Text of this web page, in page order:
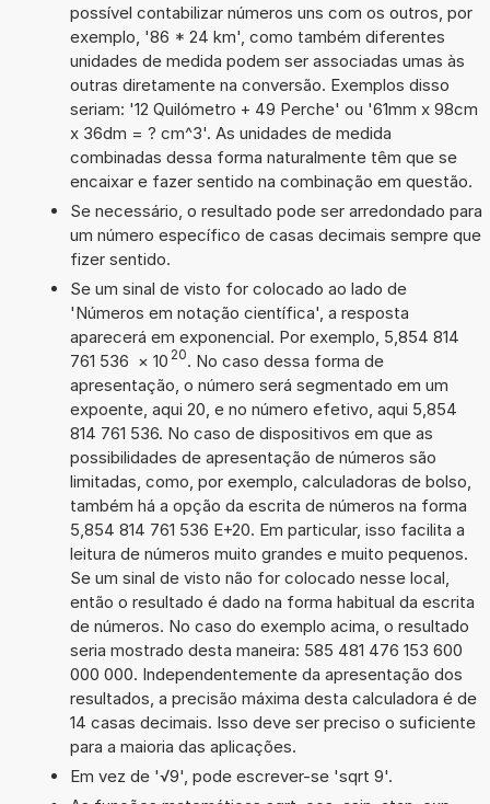
possível contabilizar números uns com os outros, por
exemplo, '86 * 24 km', como também diferentes
unidades de medida podem ser associadas umas às
outras diretamente na conversão. Exemplos disso
seriam: '12 Quilómetro + 49 Perche' ou '61mm x 98cm
x 36dm = ? cm^3'. As unidades de medida
combinadas dessa forma naturalmente têm que se
encaixar e fazer sentido na combinação em questão.
Se necessário, o resultado pode ser arredondado para
um número específico de casas decimais sempre que
fizer sentido.
Se um sinal de visto for colocado ao lado de
'Números em notação científica', a resposta
aparecerá em exponencial. Por exemplo, 5,854 814
761 536 × 10 20. No caso dessa forma de
apresentação, o número será segmentado em um
expoente, aqui 20, e no número efetivo, aqui 5,854
814 761 536. No caso de dispositivos em que as
possibilidades de apresentação de números são
limitadas, como, por exemplo, calculadoras de bolso,
também há a opção da escrita de números na forma
5,854 814 761 536 E+20. Em particular, isso facilita a
leitura de números muito grandes e muito pequenos.
Se um sinal de visto não for colocado nesse local,
então o resultado é dado na forma habitual da escrita
de números. No caso do exemplo acima, o resultado
seria mostrado desta maneira: 585 481 476 153 600
000 000. Independentemente da apresentação dos
resultados, a precisão máxima desta calculadora é de
14 casas decimais. Isso deve ser preciso o suficiente
para a maioria das aplicações.
Em vez de '√9', pode escrever-se 'sqrt 9'.